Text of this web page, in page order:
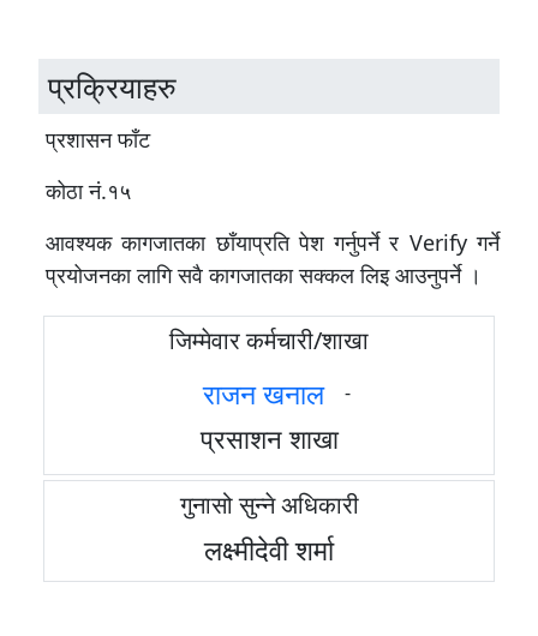
प्रक्रियाहरु
प्रशासन फाँट
कोठा नं.१५
आवश्यक कागजातका छाँयाप्रति पेश गर्नुपर्ने र Verify गर्ने
प्रयोजनका लागि सवै कागजातका सक्कल लिइ आउनुपर्ने ।
जिम्मेवार कर्मचारी/शाखा
राजन खनाल -
प्रसाशन शाखा
गुनासो सुन्ने अधिकारी
लक्ष्मीदेवी शर्मा